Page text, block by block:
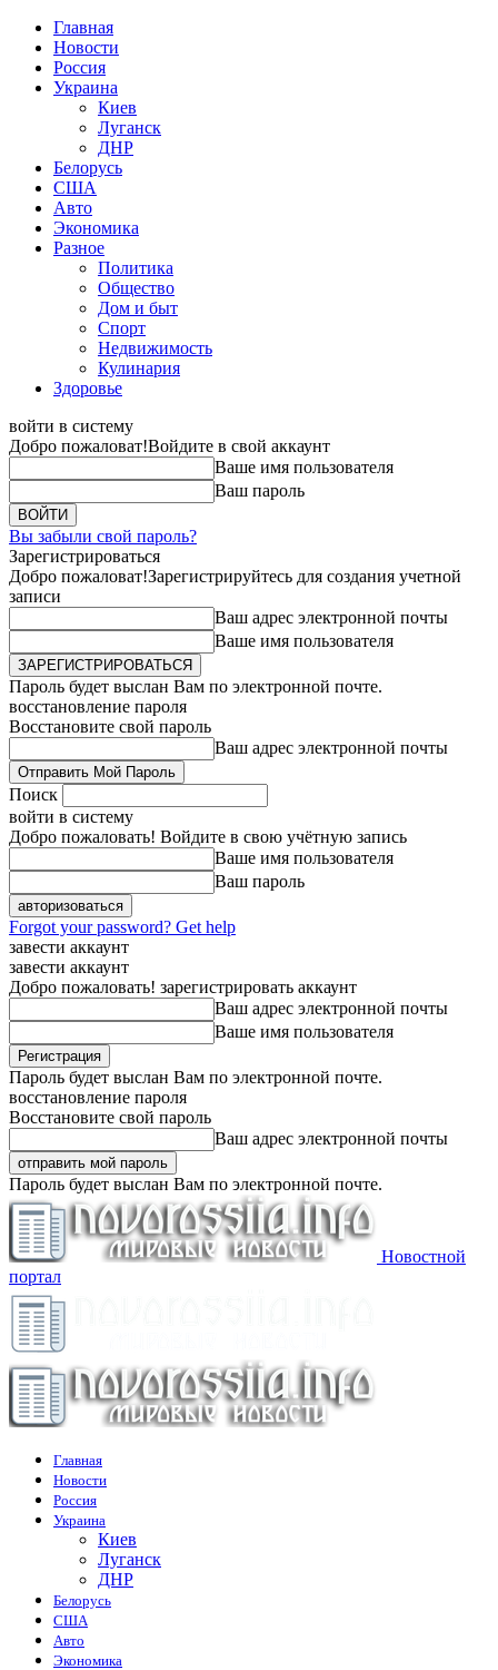
Главная
Новости
Россия
Украина
Киев
Луганск
ДНР
Белорусь
США
Авто
Экономика
Разное
Политика
Общество
Дом и быт
Спорт
Недвижимость
Кулинария
Здоровье
войти в систему
Добро пожаловат!Войдите в свой аккаунт
Ваше имя пользователя
Ваш пароль
Вы забыли свой пароль?
Зарегистрироваться
Добро пожаловат!Зарегистрируйтесь для создания учетной
записи
Ваш адрес электронной почты
Ваше имя пользователя
Пароль будет выслан Вам по электронной почте.
восстановление пароля
Восстановите свой пароль
Ваш адрес электронной почты
Поиск
войти в систему
Добро пожаловать! Войдите в свою учётную запись
Ваше имя пользователя
Ваш пароль
Forgot your password? Get help
завести аккаунт
завести аккаунт
Добро пожаловать! зарегистрировать аккаунт
Ваш адрес электронной почты
Ваше имя пользователя
Пароль будет выслан Вам по электронной почте.
восстановление пароля
Восстановите свой пароль
Ваш адрес электронной почты
Пароль будет выслан Вам по электронной почте.
Новостной
портал
Главная
Новости
Россия
Украина
Киев
Луганск
ДНР
Белорусь
США
Авто
Экономика